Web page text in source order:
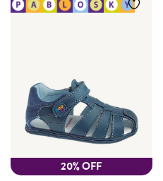
20% OFF